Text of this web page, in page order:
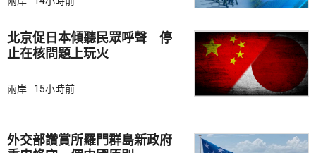
北京促日本傾聽民眾呼聲 停
止在核問題上玩火
兩岸 15小時前
外交部讚賞所羅門群島新政府